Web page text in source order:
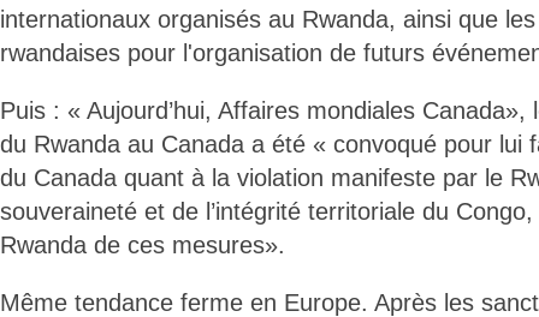
internationaux organisés au Rwanda, ainsi que
rwandaises pour l'organisation de futurs
Puis : « Aujourd’hui, Affaires mondiales
du Rwanda au Canada a été « convoqué pour lui
du Canada quant à la violation manifeste par le
souveraineté et de l’intégrité territoriale du
Rwanda de ces mesures».
Même tendance ferme en Europe. Après les